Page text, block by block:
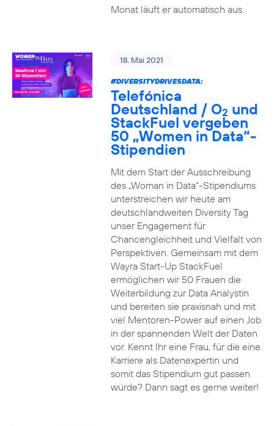
Monat läuft er automatisch aus.
18. Mai 2021
#DIVERSITYDRIVESDATA:
Telefónica
Deutschland / O2 und
StackFuel vergeben
50 „Women in Data“-
Stipendien
Mit dem Start der Ausschreibung
des „Woman in Data“-Stipendiums
unterstreichen wir heute am
deutschlandweiten Diversity Tag
unser Engagement für
Chancengleichheit und Vielfalt von
Perspektiven. Gemeinsam mit dem
Wayra Start-Up StackFuel
ermöglichen wir 50 Frauen die
Weiterbildung zur Data Analystin
und bereiten sie praxisnah und mit
viel Mentoren-Power auf einen Job
in der spannenden Welt der Daten
vor. Kennt Ihr eine Frau, für die eine
Karriere als Datenexpertin und
somit das Stipendium gut passen
würde? Dann sagt es gerne weiter!